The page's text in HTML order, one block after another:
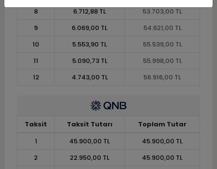
8
6.712,88 TL
53.703,00 TL
9
6.069,00 TL
54.621,00 TL
10
5.553,90 TL
55.539,00 TL
11
5.090,73 TL
55.998,00 TL
12
4.743,00 TL 56.916,00 TL
Taksit Taksit Tutarı
Toplam Tutar
1
45.900,00 TL
45.900,00 TL
2
22.950,00 TL
45.900,00 TL